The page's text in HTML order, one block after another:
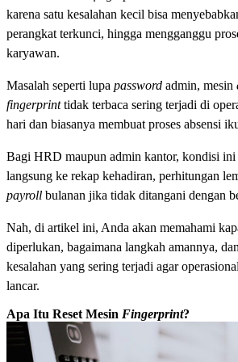
karena satu kesalahan kecil bisa
perangkat terkunci, hingga mengganggu
karyawan.
Masalah seperti lupa password admin, mesin
fingerprinttidak terbaca sering terjadi di
hari dan biasanya membuat proses absensi
Bagi HRD maupun admin kantor, kondisi ini
langsung ke rekap kehadiran, perhitungan
payroll bulanan jika tidak ditangani dengan
Nah, di artikel ini, Anda akan memahami
diperlukan, bagaimana langkah amannya,
kesalahan yang sering terjadi agar
lancar.
Apa Itu Reset Mesin Fingerprint?